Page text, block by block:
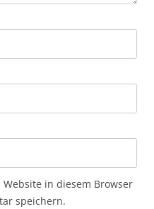
in diesem Browser
speichern.